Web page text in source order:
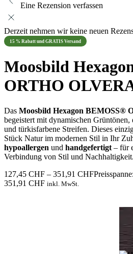
Eine Rezension verfassen
Derzeit nehmen wir keine neuen
15 % Rabatt und GRATIS Versand
Moosbild
ORTHO
Das Moosbild Hexagon BEMOSS®
begeistert mit dynamischen
und türkisfarbene Streifen. Dieses
Stück Natur im modernen Stil in Ihr
hypoallergen und handgefertigt – für
Verbindung von Stil und Nachhaltigkeit.
127,45 CHF – 351,91 CHF
351,91 CHF inkl. MwSt.